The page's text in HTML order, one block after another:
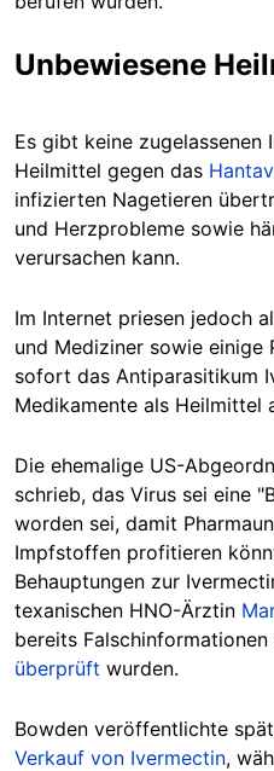
Unbewiesene
Es gibt keine
Heilmittel gegen das
infizierten Nagetieren
und Herzprobleme sowie
verursachen kann.
Im Internet priesen jedoch
und Mediziner sowie
sofort das Antiparasitikum
Medikamente als Heilmittel
Die ehemalige US-
schrieb, das Virus sei eine
worden sei, damit
Impfstoffen profitieren
Behauptungen zur
texanischen HNO-Ärztin
bereits
überprüft wurden.
Bowden veröffentlichte
Verkauf von Ivermectin,